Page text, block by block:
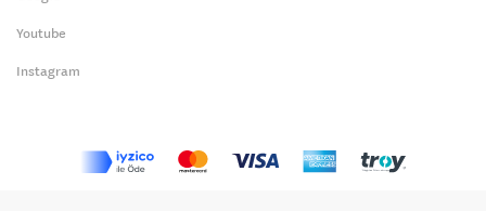
Youtube
Instagram